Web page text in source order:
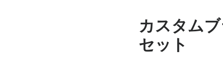
カスタム
セット